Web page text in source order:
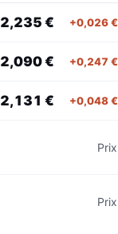
2,235 € +0,026 €
2,090 € +0,247 €
2,131 € +0,048 €